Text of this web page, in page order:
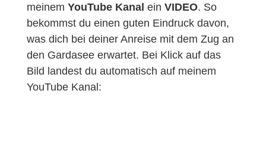
meinem YouTube Kanal ein VIDEO. So
bekommst du einen guten Eindruck davon,
was dich bei deiner Anreise mit dem Zug an
den Gardasee erwartet. Bei Klick auf das
Bild landest du automatisch auf meinem
YouTube Kanal: